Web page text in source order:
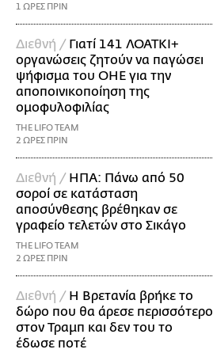
1 ΩΡΕΣ ΠΡΙΝ
Διεθνή / Γιατί 141 ΛΟΑΤΚΙ+
οργανώσεις ζητούν να παγώσει
ψήφισμα του ΟΗΕ για την
αποποινικοποίηση της
ομοφυλοφιλίας
THE LIFO TEAM
2 ΩΡΕΣ ΠΡΙΝ
Διεθνή / ΗΠΑ: Πάνω από 50
σοροί σε κατάσταση
αποσύνθεσης βρέθηκαν σε
γραφείο τελετών στο Σικάγο
THE LIFO TEAM
2 ΩΡΕΣ ΠΡΙΝ
Διεθνή / Η Βρετανία βρήκε το
δώρο που θα άρεσε περισσότερο
στον Τραμπ και δεν του το
έδωσε ποτέ